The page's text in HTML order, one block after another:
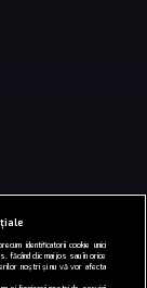
identificatorii cookie unici
făcând clic mai jos sau în orice
noștri și nu vă vor afecta